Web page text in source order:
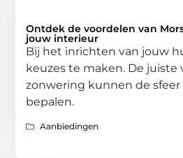
Ontdek de voordelen van
jouw interieur
Bij het inrichten van jouw
keuzes te maken. De juiste
zonwering kunnen de
bepalen.
Aanbiedingen